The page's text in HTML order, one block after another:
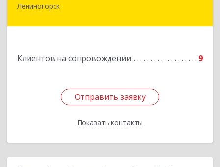
Лениногорск
Клиентов на сопровождении 9
Отправить заявку
Показать контакты
423250, Татарстан Респ, Лениногорск г,
Отправить заявку
Назад